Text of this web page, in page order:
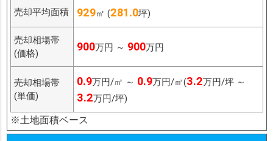
売却平均面積 929㎡ (281.0坪)
売却相場帯
(価格)
900万円 ～ 900万円
売却相場帯
(単価)
0.9万円/㎡ ～ 0.9万円/㎡(3.2万円/坪 ～
3.2万円/坪)
※土地面積ベース